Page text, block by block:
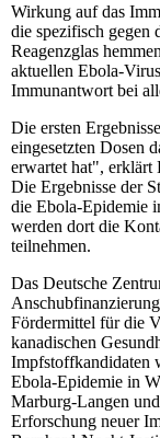
Wirkung auf das
die spezifisch gegen
Reagenzglas
aktuellen Ebola-
Immunantwort bei
Die ersten
eingesetzten Dosen
erwartet hat", erklärt
Die Ergebnisse der
die Ebola-Epidemie
werden dort die
teilnehmen.
Das Deutsche
Fördermittel für die
kanadischen
Impfstoffkandidaten
Ebola-Epidemie in
Marburg-Langen
Erforschung neuer